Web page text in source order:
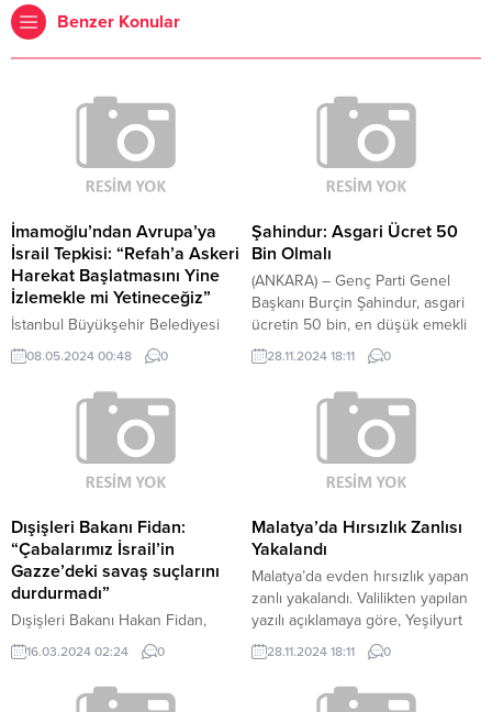
Benzer Konular
İmamoğlu’ndan Avrupa’ya
İsrail Tepkisi: “Refah’a Askeri
Harekat Başlatmasını Yine
İzlemekle mi Yetineceğiz”
İstanbul Büyükşehir Belediyesi
(İBB), AB Türkiye Delegasyonu
Başkanlığı ile birlikte ‘Avrupa
Günü’ kutlamalarının İstanbul
ayağına, kurum tarihinde bir ilk
olarak ortak ev sahipliğini yaptı.
İBB Başkanı Ekrem İmamoğlu,
Türkiye’deki görev süresi dolan
etkinliğine dönüşen kutlamada
konuştu, İsrail'in ateşkes teklifini
reddetmesine tepki gösterdi.
08.05.2024 00:48 0
Şahindur: Asgari Ücret 50
Bin Olmalı
(ANKARA) – Genç Parti Genel
Başkanı Burçin Şahindur, asgari
ücretin 50 bin, en düşük emekli
maaşının ise 35 bin TL olması
gerektiğini söyledi. Şahindur,
“Kamu kaynaklarını doğru
kullanılırsa bu ülke zengin bir
ülke sadece kamu kaynaklarını
milli geliri doğru kullanmakta, gelir
eşitsizliğini doğru kullanmaktan
bittiği...
28.11.2024 18:11 0
Dışişleri Bakanı Fidan:
“Çabalarımız İsrail’in
Gazze’deki savaş suçlarını
durdurmadı”
Dışişleri Bakanı Hakan Fidan,
Azerbaycan'da düzenlenen 11.
Küresel Bakü Forumu'nda yaptığı
konuşmada, Filistin'deki trajedinin
çözümü için çağrıda bulundu ve
16.03.2024 02:24 0
Malatya’da Hırsızlık Zanlısı
Yakalandı
Malatya’da evden hırsızlık yapan
zanlı yakalandı. Valilikten yapılan
yazılı açıklamaya göre, Yeşilyurt
ilçesine bağlı Molla Kasım
Mahallesinde 24 Kasımda
meydana gelen evden hırsızlık
olayının zanlısının yakalanmasına
28.11.2024 18:11 0